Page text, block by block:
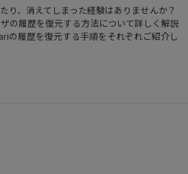
り、消えてしまった経験はありませんか？
の履歴を復元する方法について詳しく解説
の履歴を復元する手順をそれぞれご紹介し